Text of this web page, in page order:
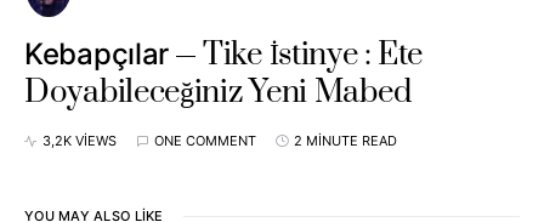
Kebapçılar
Tike İstinye : Ete
Doyabileceğiniz Yeni Mabed
3,2K VIEWS ONE COMMENT 2 MINUTE READ
YOU MAY ALSO LIKE